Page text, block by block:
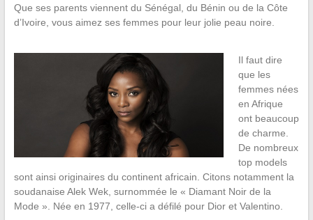
Que ses parents viennent du Sénégal, du Bénin ou de la Côte
d’Ivoire, vous aimez ses femmes pour leur jolie peau noire.
Il faut dire
que les
femmes nées
en Afrique
ont beaucoup
de charme.
De nombreux
top models
sont ainsi originaires du continent africain. Citons notamment la
soudanaise Alek Wek, surnommée le « Diamant Noir de la
Mode ». Née en 1977, celle-ci a défilé pour Dior et Valentino.